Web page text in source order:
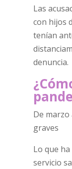
Las
con hijos
tenían
denuncia.
De
graves
Lo que
servicio